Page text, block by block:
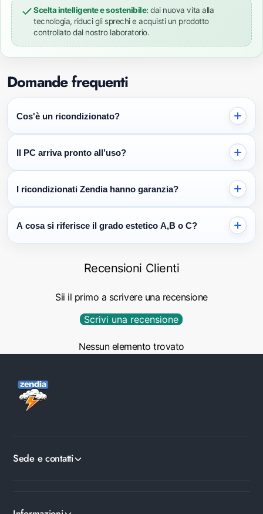
Scelta intelligente e sostenibile: dai nuova vita alla
tecnologia, riduci gli sprechi e acquisti un prodotto
controllato dal nostro laboratorio.
Domande frequenti
Cos'è un ricondizionato?
I prodotti ricondizionati Zendia sono prodotti che provengono
principalmente da cessioni leasing o noleggio a lungo termine, si
tratta di macchine professionali di alta qualità e di provenienza
controllata.
Il PC arriva pronto all’uso?
operativo installato, configurato e aggiornato, così da poter
essere utilizzato immediatamente all’accensione.
I ricondizionati Zendia hanno garanzia?
Tutti i computer ricondizionati Zendia sono coperti da garanzia e
assistenza reale in Italia, per offrirti un acquisto sicuro e
supporto anche dopo la vendita.
A cosa si riferisce il grado estetico A,B o C?
esclusivamente lo stato esterno del prodotto e non influisce in
Recensioni Clienti
Sii il primo a scrivere una recensione
Scrivi una recensione
Nessun elemento trovato
Sede e contatti